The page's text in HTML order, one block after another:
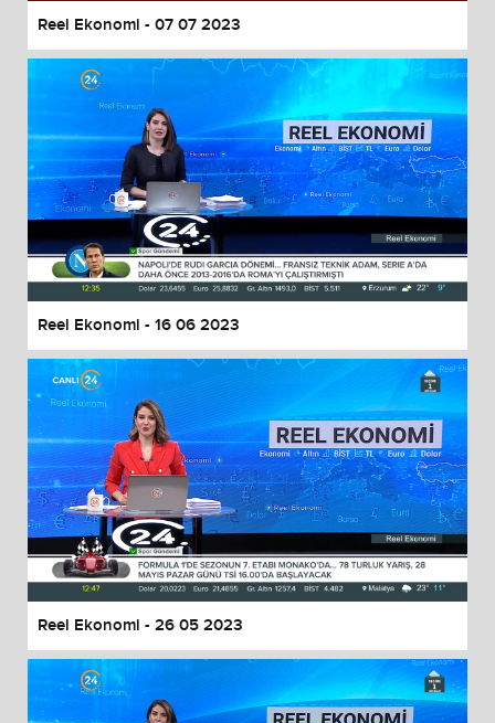
Reel Ekonomi - 07 07 2023
Reel Ekonomi - 16 06 2023
Reel Ekonomi - 26 05 2023